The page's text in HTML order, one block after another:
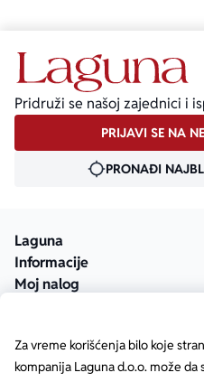
Za vreme korišćenja bilo koje
kompanija Laguna d.o.o. može
Pridruži se našoj zajednici i
PRIJAVI SE NA
PRONAĐI
Laguna
Informacije
Moj nalog